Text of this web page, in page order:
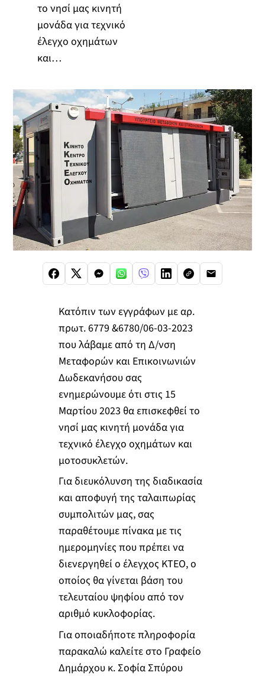
το νησί μας κινητή
μονάδα για τεχνικό
έλεγχο οχημάτων
και…
Κατόπιν των εγγράφων με αρ.
πρωτ. 6779 &6780/06-03-2023
που λάβαμε από τη Δ/νση
Μεταφορών και Επικοινωνιών
Δωδεκανήσου σας
ενημερώνουμε ότι στις 15
Μαρτίου 2023 θα επισκεφθεί το
νησί μας κινητή μονάδα για
τεχνικό έλεγχο οχημάτων και
μοτοσυκλετών.
Για διευκόλυνση της διαδικασία
και αποφυγή της ταλαιπωρίας
συμπολιτών μας, σας
παραθέτουμε πίνακα με τις
ημερομηνίες που πρέπει να
διενεργηθεί ο έλεγχος ΚΤΕΟ, ο
οποίος θα γίνεται βάση του
τελευταίου ψηφίου από τον
αριθμό κυκλοφορίας.
Για οποιαδήποτε πληροφορία
παρακαλώ καλείτε στο Γραφείο
Δημάρχου κ. Σοφία Σπύρου